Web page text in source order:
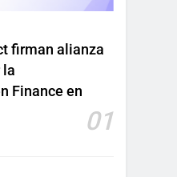
firman alianza
la
Finance en
01